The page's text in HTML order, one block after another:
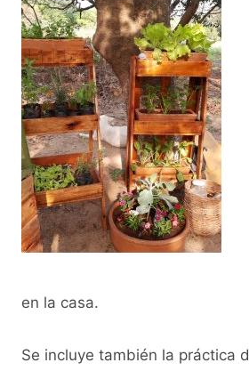
en la casa.
Se incluye también la práctica